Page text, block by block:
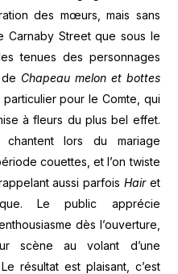
des mœurs, mais sans
Carnaby Street que sous le
tenues des personnages
Chapeau melon et bottes
particulier pour le Comte, qui
à fleurs du plus bel effet.
lors du mariage
couettes, et l’on twiste
aussi parfois Hairet
Le public apprécie
dès l’ouverture,
scène au volant d’une
résultat est plaisant, c’est